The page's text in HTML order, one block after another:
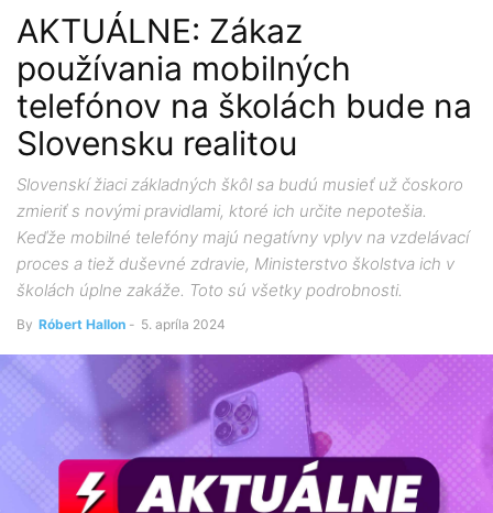
AKTUÁLNE: Zákaz
používania mobilných
telefónov na školách bude na
Slovensku realitou
Slovenskí žiaci základných škôl sa budú musieť už čoskoro
zmieriť s novými pravidlami, ktoré ich určite nepotešia.
Keďže mobilné telefóny majú negatívny vplyv na vzdelávací
proces a tiež duševné zdravie, Ministerstvo školstva ich v
školách úplne zakáže. Toto sú všetky podrobnosti.
By Róbert Hallon - 5. apríla 2024